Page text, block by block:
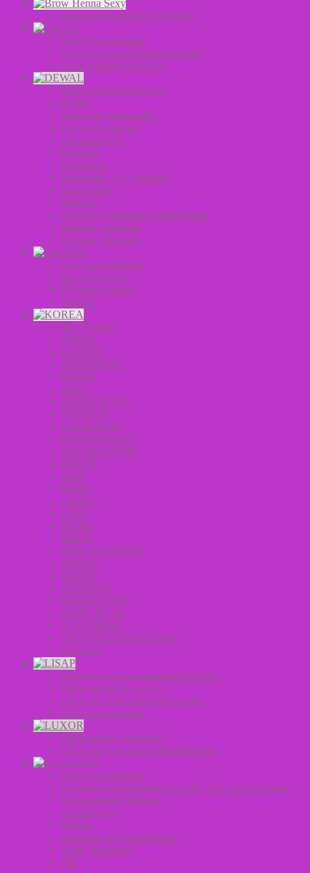
Краска для бровей и ресниц
Уход за волосами
Средства для стайлинга волос
Оттеночные средства
Щипцы-выпрямители
Фены
Фартуки, пеньюары
Расчески, щетки
Распылители
Плойки
Ножницы
Машинки для стрижки
Коклюшки
Зеркала
Зажимы, шпильки, невидимки
Валики, резинки
Валики, резинки
Уход за волосами
Уход DIKSON
Лечебная серия
Dikson
3W CLINIC
A’PIEU
CONSLY
DEOPROCE
DORIS
EKEL
ELIZAVECCA
ENOUGH
FARM STAY
FOODAHOLIC
IYOUB ПАТЧИ
JIGOTT
Koelf
La’dor
Lindsay
LION
MASIL
MEDB
MISE EN SCENE
MISTIC
MIZON
PETITFEE
SECRET KEY
SOME BY MI
TONYMOLY
VILLAGE 11 FACTORY
ZENZIA
Средства для окрашивания волос
Оксиданты для волос
Средства для стайлинга волос
Уход за волосами
Оксиданты для волос
Средства для окрашивания волос
Уход за волосами
Средства для стайлинга волос Уход за волосами
Подарочные Наборы
Аксессуары
Styling
Shampoo and Conditioner
Scalp Treatment
Oil